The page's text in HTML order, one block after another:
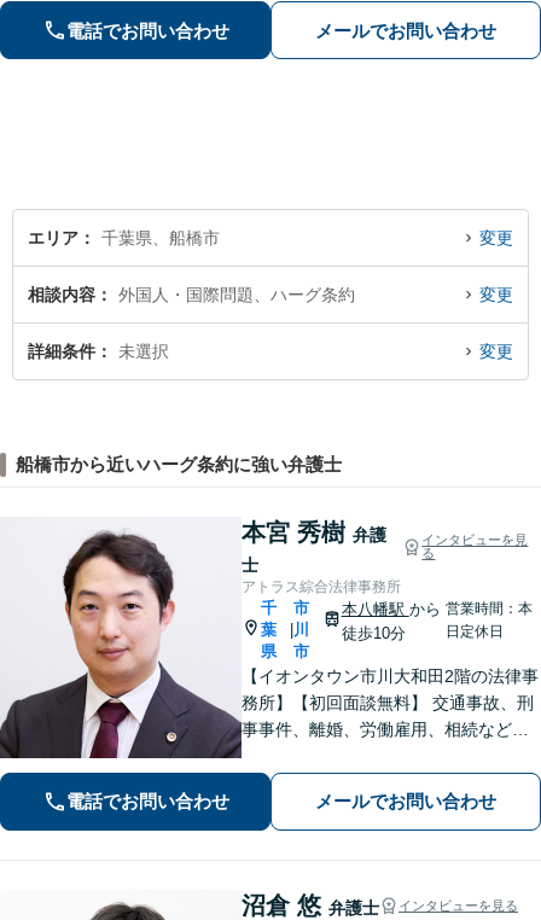
い【交通事故】医療費の打ち切り、後
遺障害等級認定など。保険会社との対
等な交渉にはぜひ弁護士にご依頼を！
電話でお問い合わせ メールでお問い合わせ
エリア 千葉県、船橋市 変更
相談内容 外国人・国際問題、ハーグ条約 変更
詳細条件 未選択 変更
船橋市から近いハーグ条約に強い弁護士
本宮 秀樹 弁護
士
インタビューを見
る
アトラス綜合法律事務所
千
葉
県
市
川
市
本八幡駅 から
徒歩10分
営業時間：本
日定休日
【イオンタウン市川大和田2階の法律事
務所】【初回面談無料】 交通事故、刑
事事件、離婚、労働雇用、相続などの
経験15年以上】依頼者様に寄り添い、
解決へと導きます【電話相談可】【本
八幡駅9分】
電話でお問い合わせ メールでお問い合わせ
沼倉 悠 弁護士 インタビューを見る